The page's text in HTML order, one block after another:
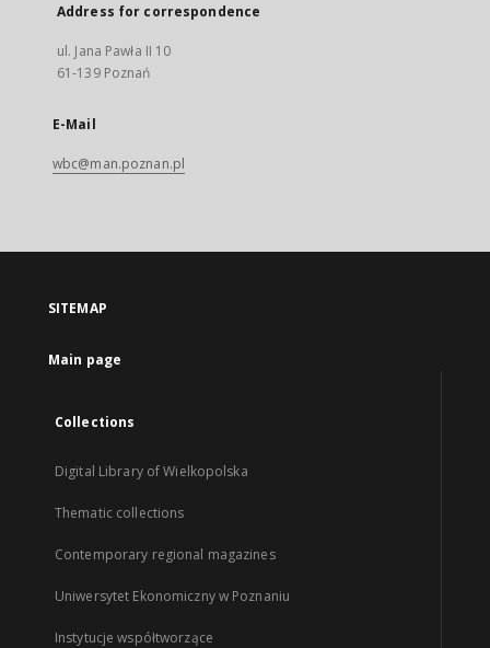
Address for correspondence
ul. Jana Pawła II 10
61-139 Poznań
E-Mail
wbc@man.poznan.pl
SITEMAP
Main page
Collections
Digital Library of Wielkopolska
Thematic collections
Contemporary regional magazines
Uniwersytet Ekonomiczny w Poznaniu
Instytucje współtworzące